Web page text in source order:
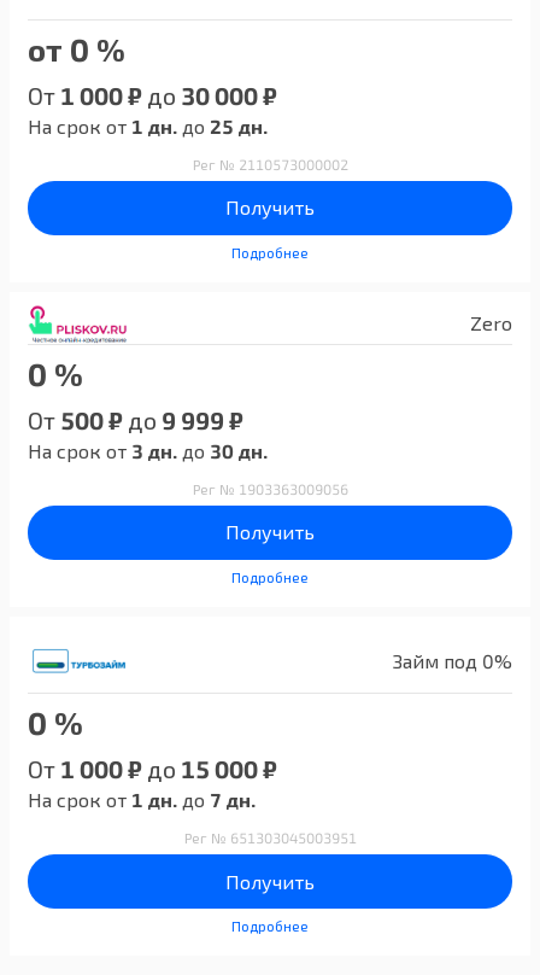
от 0 %
От 1 000 ₽ до 30 000 ₽
На срок от 1 дн. до 25 дн.
Рег № 2110573000002
Получить
Подробнее
Zero
0 %
От 500 ₽ до 9 999 ₽
На срок от 3 дн. до 30 дн.
Рег № 1903363009056
Получить
Подробнее
Займ под 0%
0 %
От 1 000 ₽ до 15 000 ₽
На срок от 1 дн. до 7 дн.
Рег № 651303045003951
Получить
Подробнее